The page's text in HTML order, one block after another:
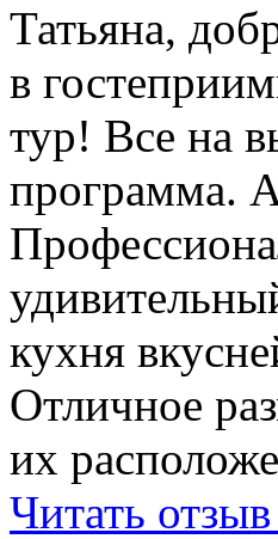
Татьяна,
в
тур! Все на
программа.
кухня
Отличное
их
Читать